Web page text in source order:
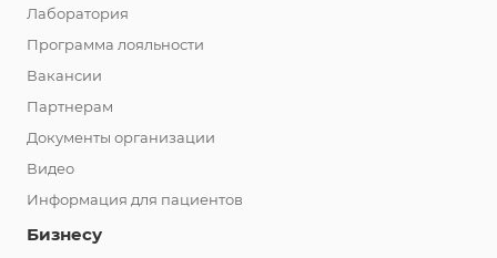
Лаборатория
Программа лояльности
Вакансии
Партнерам
Документы организации
Видео
Информация для пациентов
Бизнесу